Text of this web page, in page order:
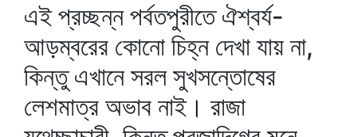
এই প্রচ্ছন্ন পর্বতপুরীতে ঐশ্বর্য-
আড়ম্বরের কোনো চিহ্ন দেখা যায় না,
কিন্তু এখানে সরল সুখসন্তোষের
লেশমাত্র অভাব নাই। রাজা